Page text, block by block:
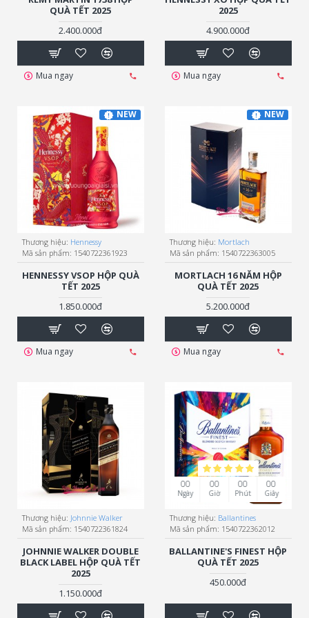
QUÀ TẾT 2025
2.400.000đ
Mua ngay
2025
4.900.000đ
Mua ngay
NEW
Thương hiệu: Hennessy
Mã sản phẩm: 1540722361923
HENNESSY VSOP HỘP QUÀ
TẾT 2025
1.850.000đ
Mua ngay
NEW
Thương hiệu: Mortlach
Mã sản phẩm: 1540722363005
MORTLACH 16 NĂM HỘP
QUÀ TẾT 2025
5.200.000đ
Mua ngay
Thương hiệu: Johnnie Walker
Mã sản phẩm: 1540722361824
JOHNNIE WALKER DOUBLE
BLACK LABEL HỘP QUÀ TẾT
2025
1.150.000đ
00
Ngày
00
Giờ
00
Phút
00
Giây
Thương hiệu: Ballantines
Mã sản phẩm: 1540722362012
BALLANTINE'S FINEST HỘP
QUÀ TẾT 2025
450.000đ